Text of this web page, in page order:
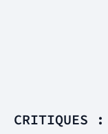
CRITIQUES